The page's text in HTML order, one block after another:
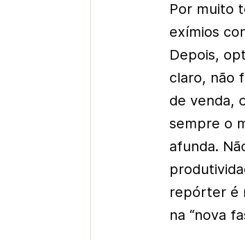
Por muito
exímios
Depois,
claro, não
de venda,
sempre o
afunda.
repórter é
na “nova